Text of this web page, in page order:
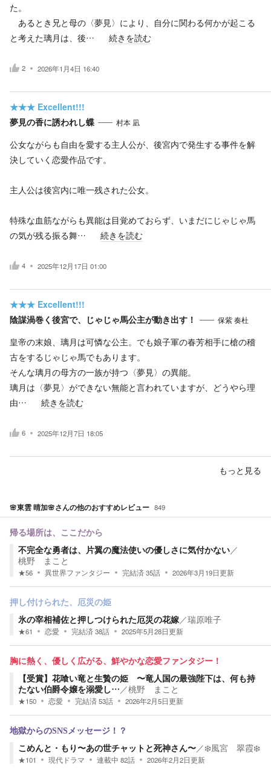
た。
あるとき兄と母の〈夢見〉により、自分に関わる何かが起こる
と考えた璃月は、後…
続きを読む
2 2026年1月4日 16:40
★★★ Excellent!!!
夢見の香に誘われし蝶
村本 凪
公女ながらも自由を愛する主人公が、後宮内で発生する事件を解
決していく恋愛作品です。
主人公は後宮内に唯一残された公女。
特殊な血筋ながらも異能は目覚めておらず、いまだにじゃじゃ馬
の気が残る振る舞…
続きを読む
4 2025年12月17日 01:00
★★★ Excellent!!!
陰謀渦巻く後宮で、じゃじゃ馬公主が動き出す！
保紫 奏杜
皇帝の末娘、璃月は可憐な公主。でも娘子軍の春芳相手に槍の稽
古をするじゃじゃ馬でもあります。
そんな璃月の母方の一族が持つ〈夢見〉の異能。
璃月は〈夢見〉ができない無能と言われていますが、どうやら理
由…
続きを読む
6 2025年12月7日 18:05
もっと見る
🌸東雲 晴加🌸さんの他のおすすめレビュー 849
帰る場所は、ここだから
不完全な勇者は、片翼の魔法使いの優しさに気付かない／
桃野 まこと
★56 異世界ファンタジー 完結済35話 2026年3月19日更新
押し付けられた、厄災の姫
氷の宰相補佐と押しつけられた厄災の花嫁／瑞原唯子
★61 恋愛 完結済38話 2025年5月28日更新
胸に熱く、優しく広がる、鮮やかな恋愛ファンタジー！
【受賞】花喰い竜と生贄の姫 〜竜人国の最強陛下は、何も持
たない伯爵令嬢を溺愛し… ／桃野 まこと
★150 恋愛 完結済53話 2026年2月5日更新
地獄からのSNSメッセージ！？
こめんと・もり〜あの世チャットと死神さん〜／❄️風宮 翠霞❄️
★101 現代ドラマ 連載中 82話 2026年2月2日更新